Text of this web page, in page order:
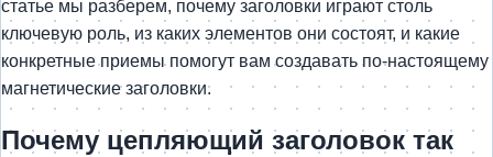
статье мы разберем, почему заголовки играют столь
ключевую роль, из каких элементов они состоят, и какие
конкретные приемы помогут вам создавать по-настоящему
магнетические заголовки.
Почему цепляющий заголовок так